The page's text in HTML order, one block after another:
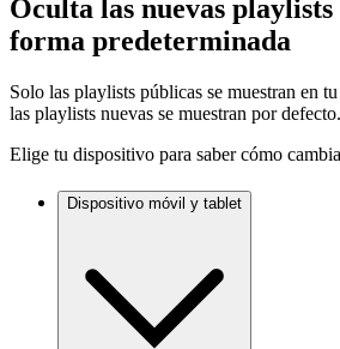
Oculta las nuevas
forma predeterminada
Solo las playlists públicas se muestran en
las playlists nuevas se muestran por defecto.
Elige tu dispositivo para saber cómo
Dispositivo móvil y tablet